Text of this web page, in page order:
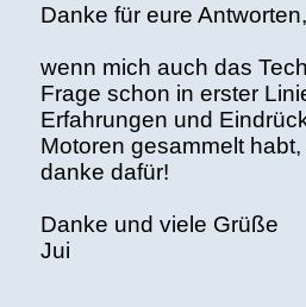
Danke für eure Antworten,
wenn mich auch das
Frage schon in erster
Erfahrungen und
Motoren gesammelt
danke dafür!
Danke und viele Grüße
Jui